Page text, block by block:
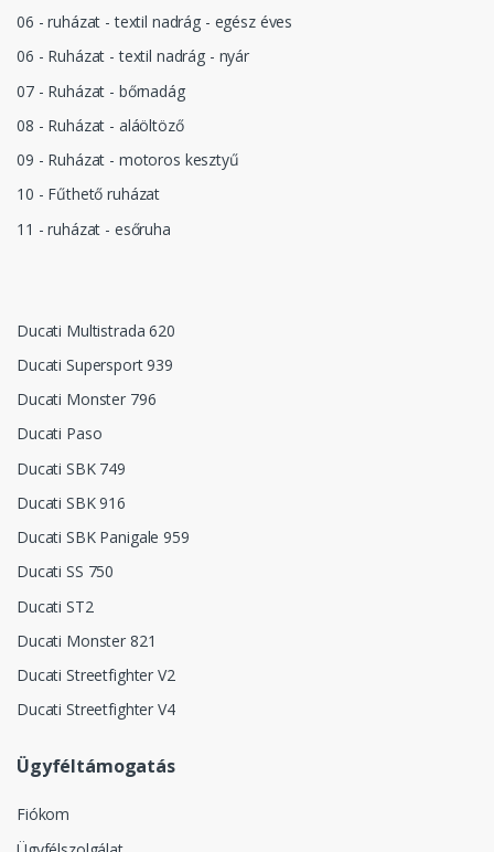
06 - ruházat - textil nadrág - egész éves
06 - Ruházat - textil nadrág - nyár
07 - Ruházat - bőrnadág
08 - Ruházat - aláöltöző
09 - Ruházat - motoros kesztyű
10 - Fűthető ruházat
11 - ruházat - esőruha
Ducati Multistrada 620
Ducati Supersport 939
Ducati Monster 796
Ducati Paso
Ducati SBK 749
Ducati SBK 916
Ducati SBK Panigale 959
Ducati SS 750
Ducati ST2
Ducati Monster 821
Ducati Streetfighter V2
Ducati Streetfighter V4
Ügyféltámogatás
Fiókom